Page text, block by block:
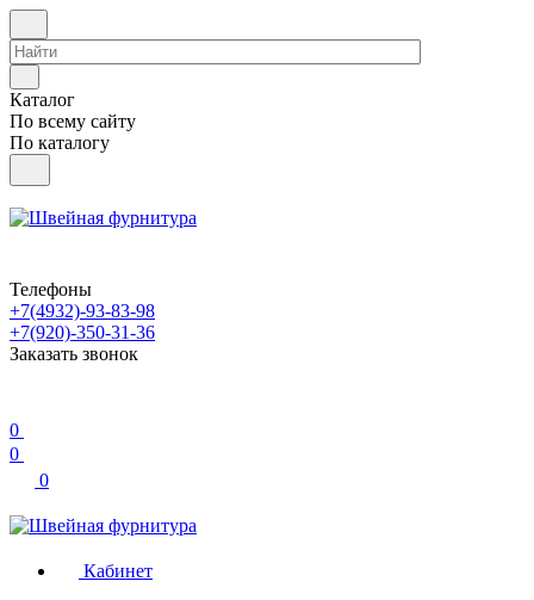
Каталог
По всему сайту
По каталогу
Телефоны
+7(4932)-93-83-98
+7(920)-350-31-36
Заказать звонок
0
0
0
Кабинет